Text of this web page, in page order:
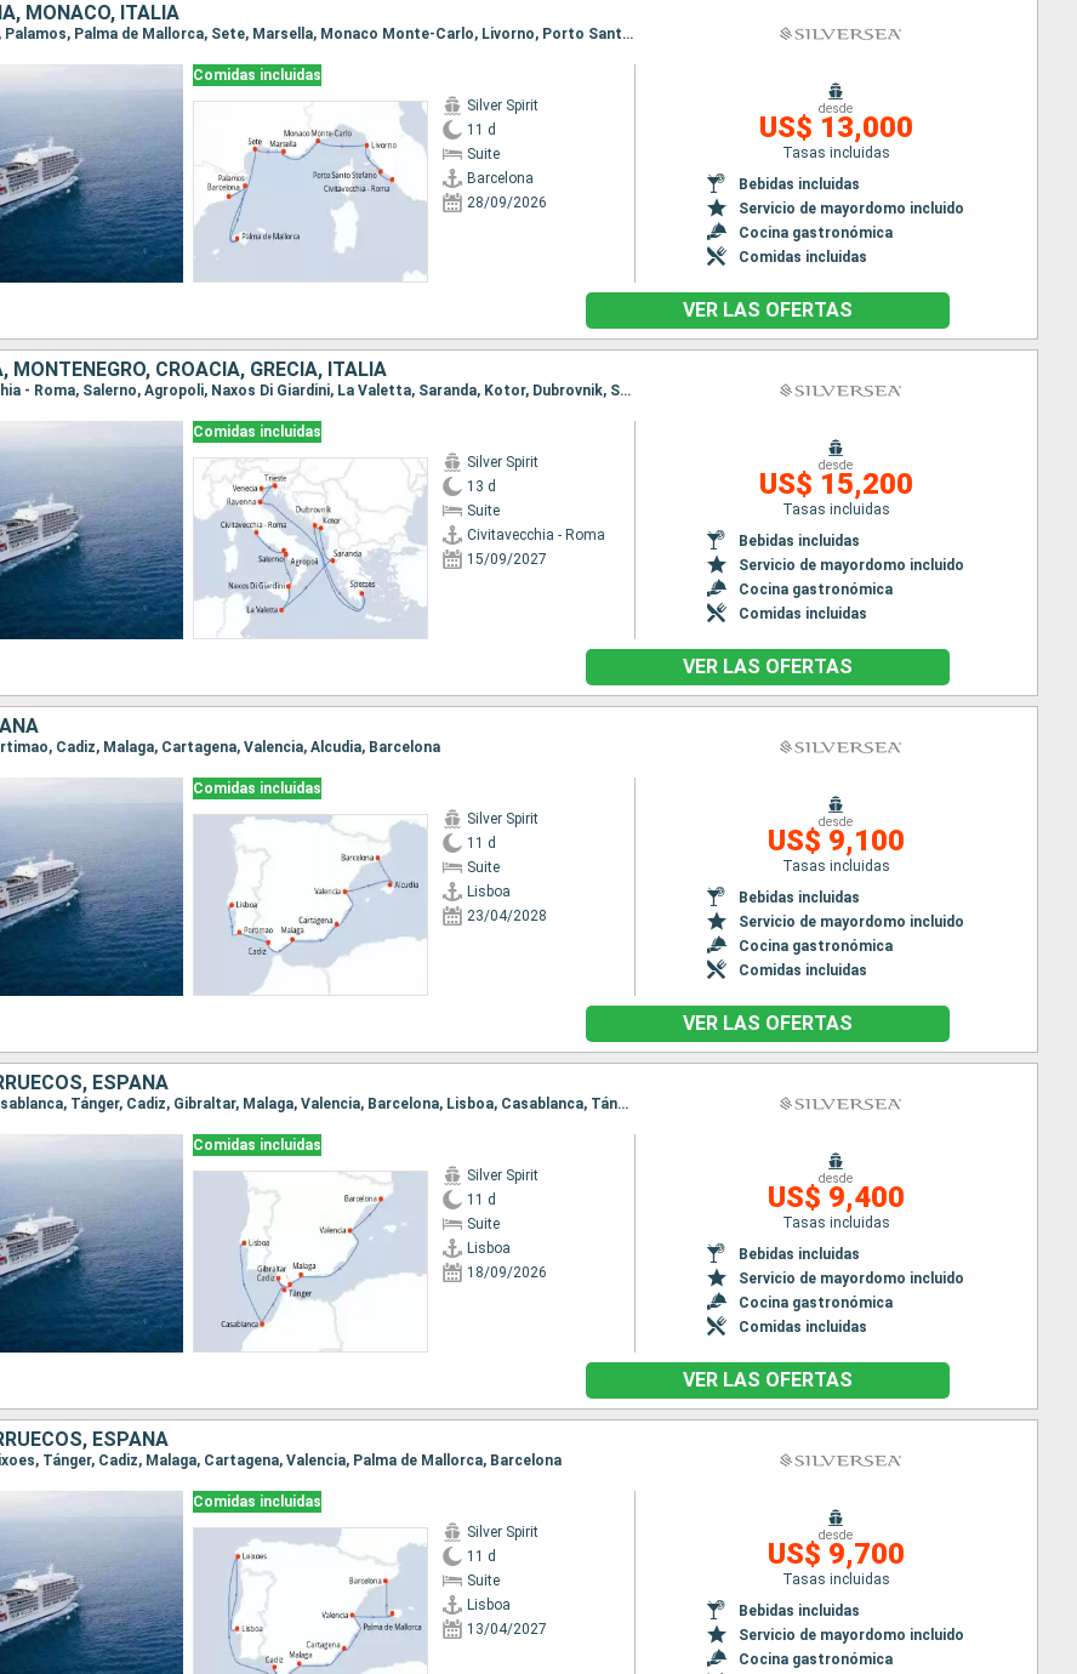
MONACO, ITALIA
Itinerario : Barcelona, Palamos, Palma de Mallorca, Sete, Marsella, Monaco Monte-Carlo, Livorno, Porto Santo Stefano, Civitavecchia - Roma, Barcelona, Palamos, Palma de Mallorca, Sete, Marsella, Monaco Monte-Carlo, Livorno, Porto Santo Stefano, Civitavecchia - Roma
Comidas incluidas
Silver Spirit
11 d
Suite
Barcelona
28/09/2026
desde
US$ 13,000
Tasas incluidas
Bebidas incluidas
Servicio de mayordomo incluido
Cocina gastronómica
Comidas incluidas
VER LAS OFERTAS
MONTENEGRO, CROACIA, GRECIA, ITALIA
Itinerario : Civitavecchia - Roma, Salerno, Agropoli, Naxos Di Giardini, La Valetta, Saranda, Kotor, Dubrovnik, Spetses, Ravenna, Trieste, Venecia, Civitavecchia - Roma, Salerno, Agropoli, Naxos Di Giardini, La Valetta, Saranda, Kotor, Dubrovnik, Spetses, Ravenna, Trieste, Venecia
Comidas incluidas
Silver Spirit
13 d
Suite
Civitavecchia - Roma
15/09/2027
desde
US$ 15,200
Tasas incluidas
Bebidas incluidas
Servicio de mayordomo incluido
Cocina gastronómica
Comidas incluidas
VER LAS OFERTAS
Cadiz, Malaga, Cartagena, Valencia, Alcudia, Barcelona
Comidas incluidas
Silver Spirit
11 d
Suite
Lisboa
23/04/2028
desde
US$ 9,100
Tasas incluidas
Bebidas incluidas
Servicio de mayordomo incluido
Cocina gastronómica
Comidas incluidas
VER LAS OFERTAS
ESPAÑA
Itinerario : Lisboa, Casablanca, Tánger, Cadiz, Gibraltar, Malaga, Valencia, Barcelona, Lisboa, Casablanca, Tánger, Cadiz, Gibraltar, Malaga, Valencia, Barcelona
Comidas incluidas
Silver Spirit
11 d
Suite
Lisboa
18/09/2026
desde
US$ 9,400
Tasas incluidas
Bebidas incluidas
Servicio de mayordomo incluido
Cocina gastronómica
Comidas incluidas
VER LAS OFERTAS
ESPAÑA
Tánger, Cadiz, Malaga, Cartagena, Valencia, Palma de Mallorca, Barcelona
Comidas incluidas
Silver Spirit
11 d
Suite
Lisboa
13/04/2027
desde
US$ 9,700
Tasas incluidas
Bebidas incluidas
Servicio de mayordomo incluido
Cocina gastronómica